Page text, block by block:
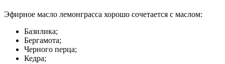
Эфирное масло лемонграсса хорошо сочетается с маслом:
Базилика;
Бергамота;
Черного перца;
Кедра;